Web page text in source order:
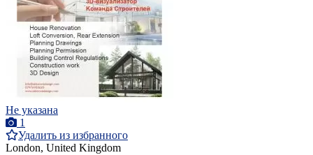
Не указана
1
Удалить из избранного
London, United Kingdom